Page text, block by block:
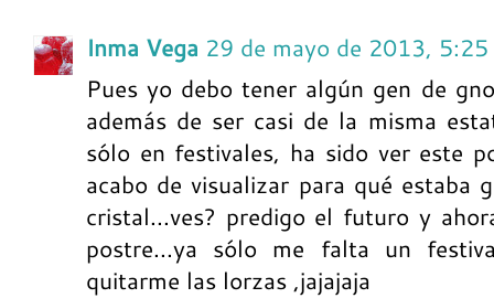
Inma Vega 29 de mayo de 2013, 5:25
Pues yo debo tener algún gen de
además de ser casi de la misma
sólo en festivales, ha sido ver este
acabo de visualizar para qué estaba
cristal...ves? predigo el futuro y
postre...ya sólo me falta un
quitarme las lorzas ,jajajaja